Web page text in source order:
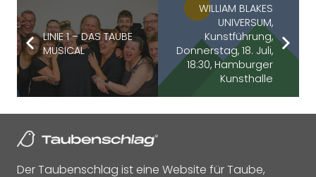
LINIE 1 – DAS TAUBE
MUSICAL
WILLIAM BLAKES
UNIVERSUM,
Kunstführung,
Donnerstag, 18. Juli,
18:30, Hamburger
Kunsthalle
Der Taubenschlag ist eine Website für Taube,